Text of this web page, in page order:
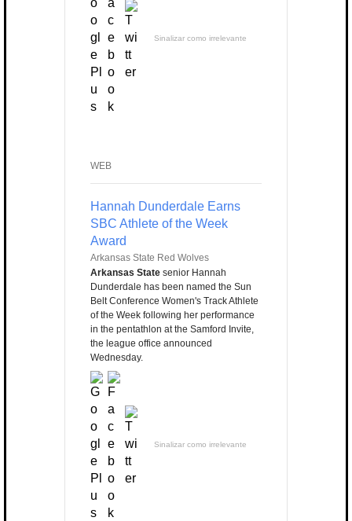
Sinalizar como irrelevante
WEB
Hannah Dunderdale Earns
SBC Athlete of the Week
Award
Arkansas State Red Wolves
Arkansas State senior Hannah
Dunderdale has been named the Sun
Belt Conference Women's Track Athlete
of the Week following her performance
in the pentathlon at the Samford Invite,
the league office announced
Wednesday.
Sinalizar como irrelevante